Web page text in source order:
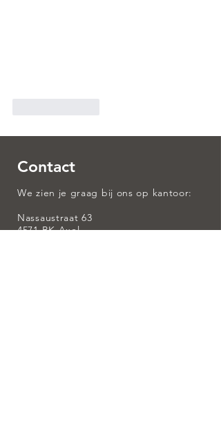
Contact
We zien je graag bij ons op kantoor:
Nassaustraat 63
4571 BK Axel